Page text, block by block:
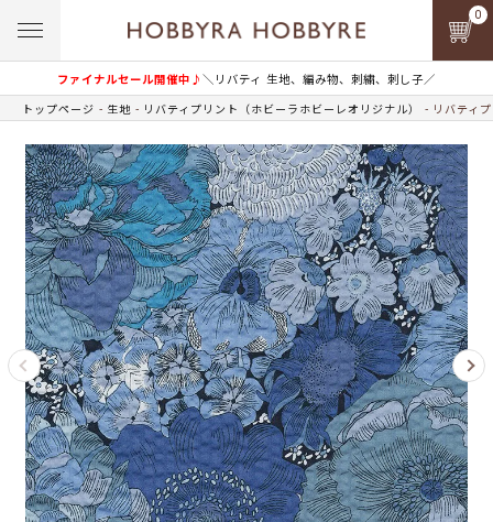
ファイナルセール開催中♪＼リバティ 生地、編み物、刺繍、刺し子／
0
トップページ 生地 リバティプリント（ホビーラホビーレオリジナル） リバティ